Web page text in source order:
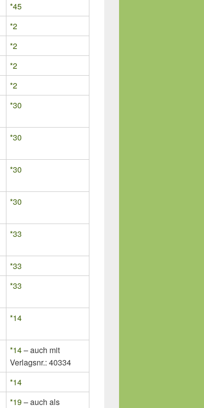
*45
*2
*2
*2
*2
*30
*30
*30
*30
*33
*33
*33
*14
*14– auch mit
Verlagsnr.: 40334
*14
*19– auch als